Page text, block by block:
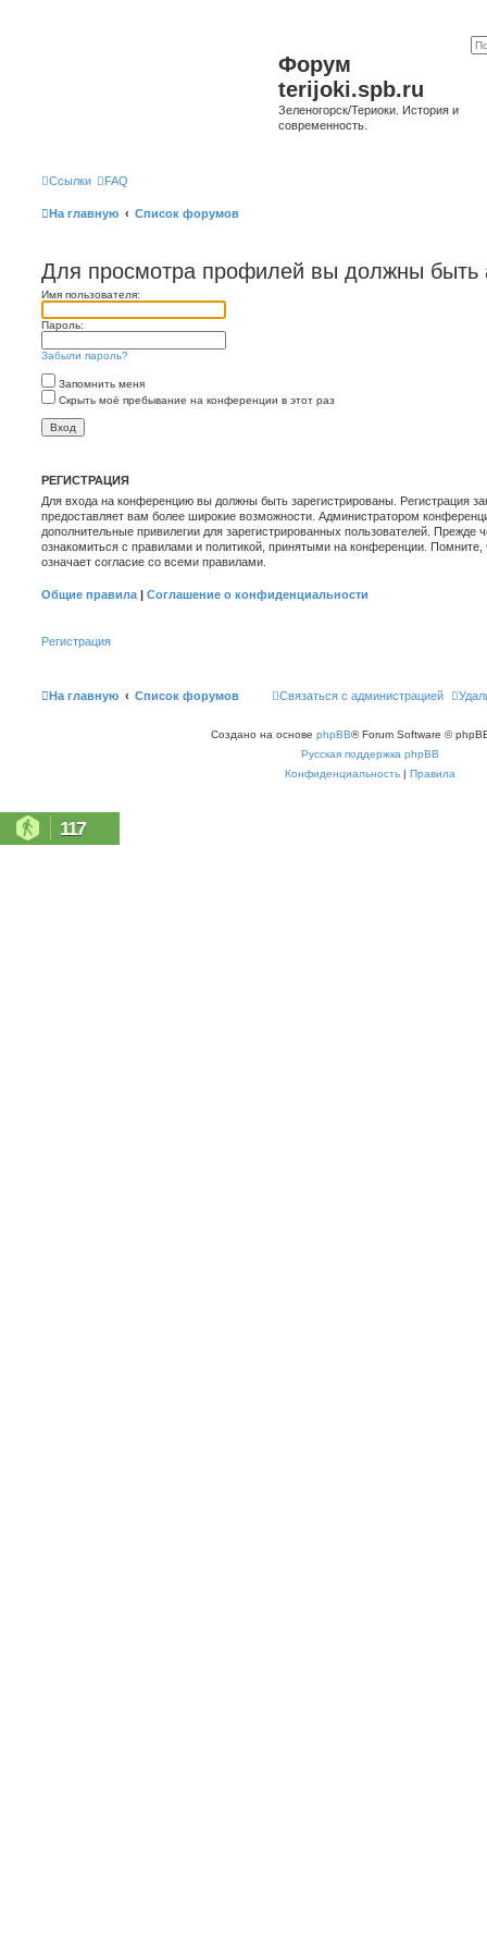
Форум
terijoki.spb.ru
Зеленогорск/Териоки. История и
современность.
Ссылки FAQ
На главную Список форумов
Для просмотра профилей вы должны быть
Имя пользователя:
Пароль:
Забыли пароль?
Запомнить меня
Скрыть моё пребывание на конференции в этот раз
РЕГИСТРАЦИЯ
Для входа на конференцию вы должны быть зарегистрированы. Регистрация
предоставляет вам более широкие возможности. Администратором
дополнительные привилегии для зарегистрированных пользователей. Прежде
ознакомиться с правилами и политикой, принятыми на конференции.
означает согласие со всеми правилами.
Общие правила | Соглашение о конфиденциальности
Регистрация
На главную Список форумов Связаться с администрацией
Создано на основе phpBB® Forum Software ©
Русская поддержка phpBB
Конфиденциальность | Правила
117